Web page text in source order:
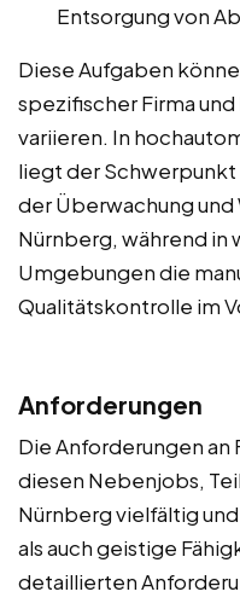
Entsorgung von
Diese Aufgaben
spezifischer Firma
variieren. In
liegt der
der Überwachung und
Nürnberg, während
Umgebungen die
Qualitätskontrolle im
Anforderungen
Die Anforderungen
diesen Nebenjobs,
Nürnberg vielfältig
als auch geistige
detaillierten